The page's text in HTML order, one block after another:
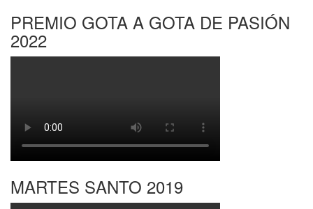
PREMIO GOTA A GOTA DE PASIÓN
2022
MARTES SANTO 2019